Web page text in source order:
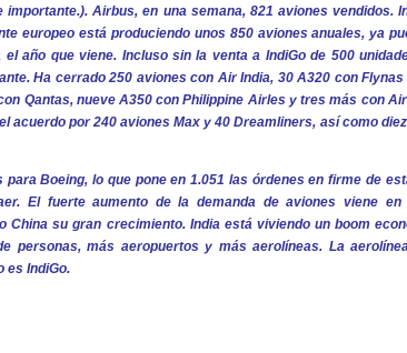
Airbus, en una semana, 821 aviones vendidos.
europeo está produciendo unos 850 aviones anuales, ya
año que viene. Incluso sin la venta a IndiGo de 500
Ha cerrado 250 aviones con Air India, 30 A320 con Flynas
Qantas, nueve A350 con Philippine Airles y tres más con
acuerdo por 240 aviones Max y 40 Dreamliners, así como
Boeing, lo que pone en 1.051 las órdenes en firme de
El fuerte aumento de la demanda de aviones viene en
China su gran crecimiento. India está viviendo un boom
personas, más aeropuertos y más aerolíneas. La
es IndiGo.